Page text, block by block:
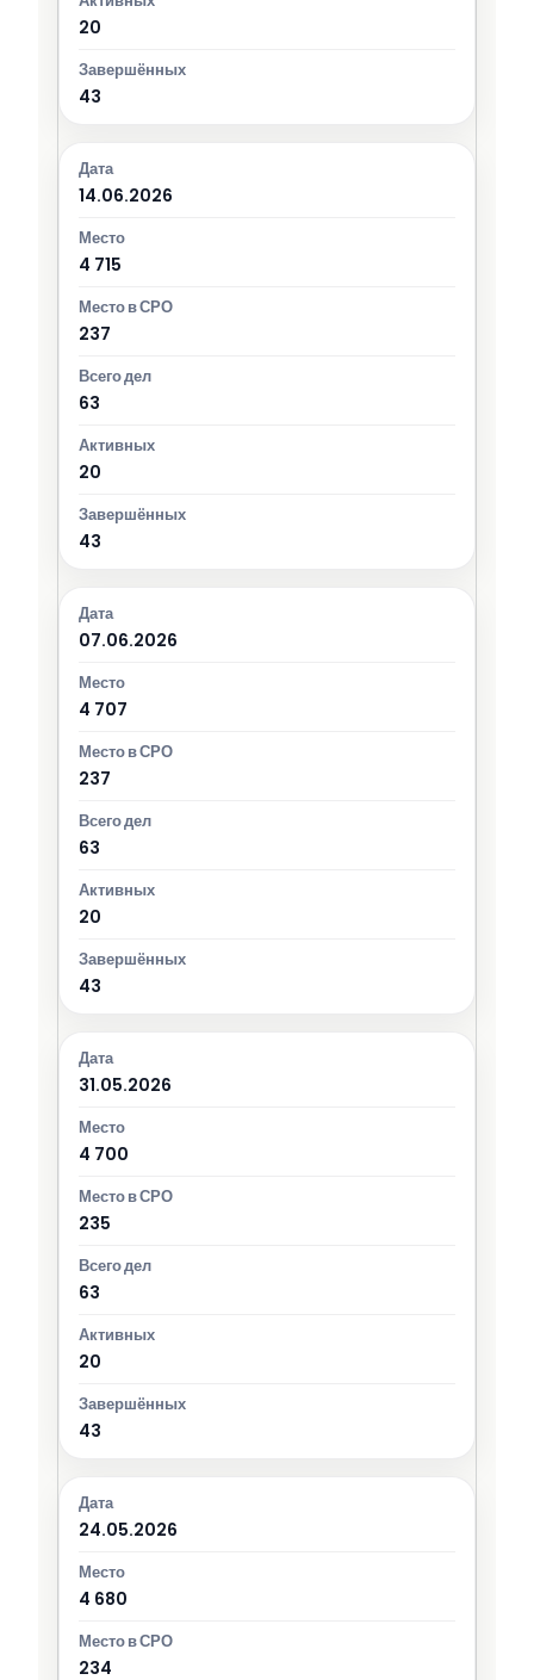
20
43
14.06.2026
4 715
237
63
20
43
07.06.2026
4 707
237
63
20
43
31.05.2026
4 700
235
63
20
43
24.05.2026
4 680
234